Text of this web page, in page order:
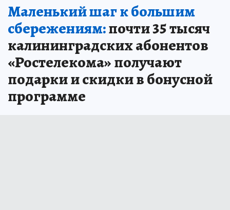
Маленький шаг к большим
сбережениям:почти 35 тысяч
калининградских абонентов
«Ростелекома» получают
подарки и скидки в бонусной
программе